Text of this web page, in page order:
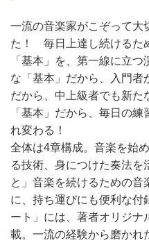
一流の音楽家がこぞって大
た！ 毎日上達し続けるた
「基本」を、第一線に立
な「基本」だから、入門者
だから、中上級者でも新た
「基本」だから、毎日の
れ変わる！
全体は4章構成。音楽を始
る技術、身につけた奏法を
と」音楽を続けるための音
に、持ち運びにも便利な付
ート」には、著者オリジナ
載。一流の経験から磨かれ